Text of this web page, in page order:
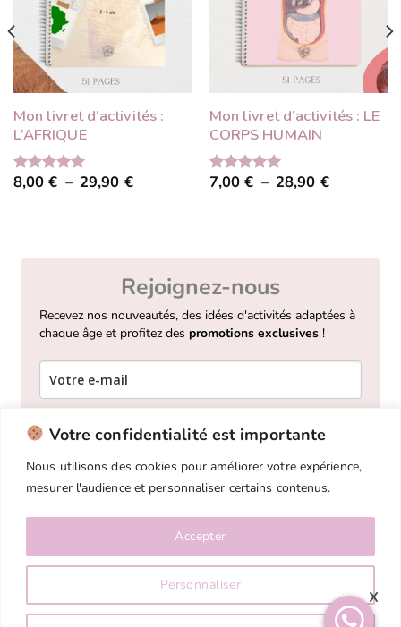
Votre confidentialité est importante
Nous utilisons des cookies pour améliorer votre expérience,
mesurer l'audience et personnaliser certains contenus.
Personnaliser
Accepter
x
Mon livret d’activités :
L’AFRIQUE
Note 5.00
8,00€ – 29,90 €Plage
Mon livret d’activités : LE
CORPS HUMAIN
Note 5.00
7,00€ – 28,90 €Plage
Rejoignez-nous
Recevez nos nouveautés, des idées d'activités adaptées à
chaque âge et profitez des promotions exclusives !
Je m'inscris !
CGV
Mentions légales et politique de confidentialité
Qui sommes-nous?
Copyright 2026 ©Mes petits livretsSite